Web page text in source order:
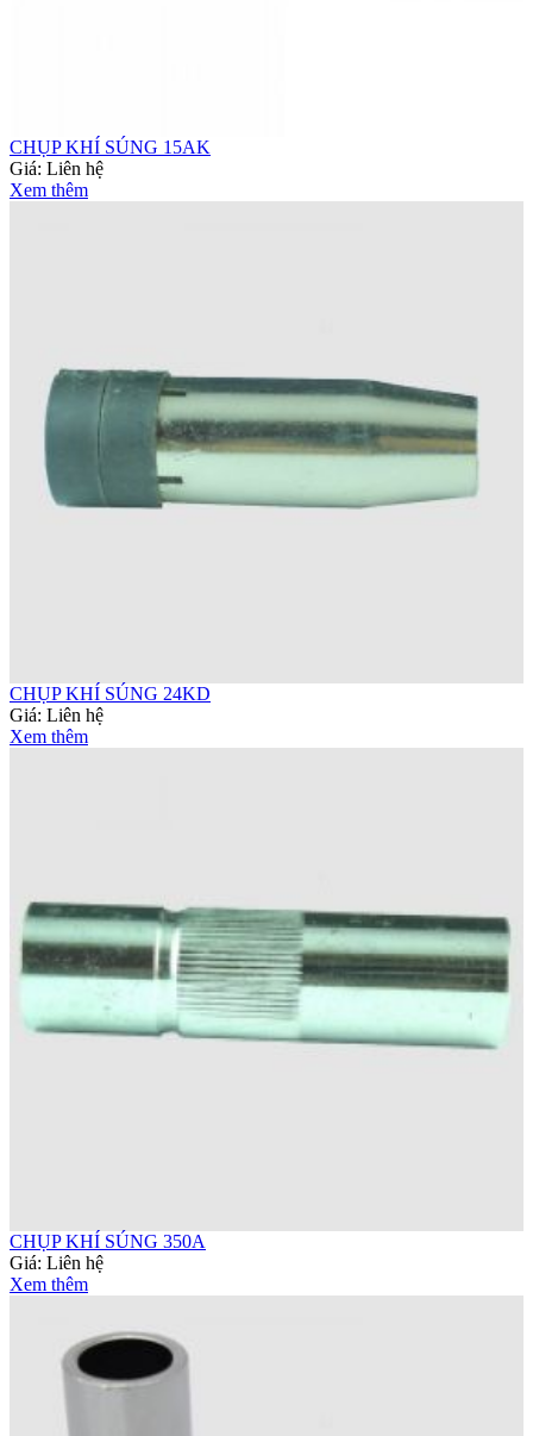
CHỤP KHÍ SÚNG 15AK
Giá: Liên hệ
Xem thêm
CHỤP KHÍ SÚNG 24KD
Giá: Liên hệ
Xem thêm
CHỤP KHÍ SÚNG 350A
Giá: Liên hệ
Xem thêm